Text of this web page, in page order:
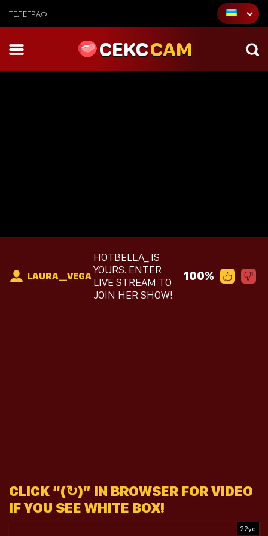
ТЕЛЕГРАФ
CEKCCAM
LAURA__VEGA
HOTBELLA_ IS
YOURS. ENTER
LIVE STREAM TO
JOIN HER SHOW!
100%
CLICK “(↻)” IN BROWSER FOR VIDEO
IF YOU SEE WHITE BOX!
22yo